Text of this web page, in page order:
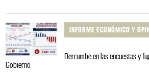
INFORME ECONÓMICO Y
Derrumbe en las encuestas y
Gobierno